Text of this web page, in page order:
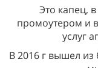
Это капец,
промоутером и
услуг
В 2016 г вышел из